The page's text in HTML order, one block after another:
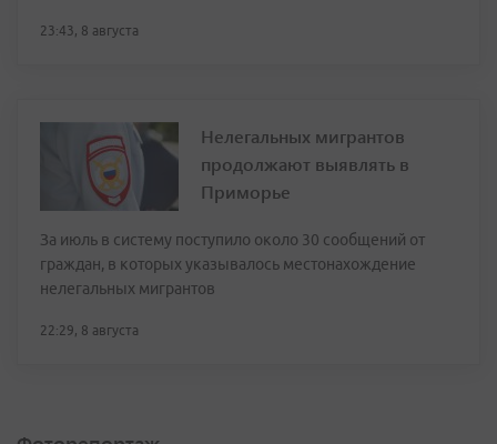
23:43, 8 августа
Нелегальных мигрантов
продолжают выявлять в
Приморье
За июль в систему поступило около 30 сообщений от
граждан, в которых указывалось местонахождение
нелегальных мигрантов
22:29, 8 августа